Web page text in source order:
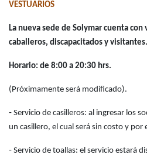
VESTUARIOS
La nueva sede de Solymar cuenta con
caballeros, discapacitados y visitantes.
Horario: de 8:00 a 20:30 hrs.
(Próximamente será modificado).
‑ Servicio de casilleros: al ingresar los
un casillero, el cual será sin costo y por
‑ Servicio de toallas: el servicio estará